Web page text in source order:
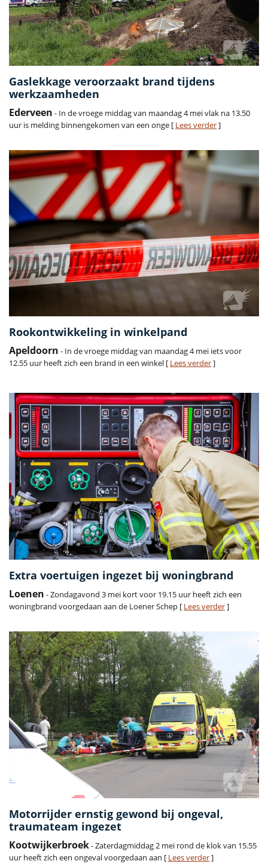
Gaslekkage veroorzaakt brand tijdens
werkzaamheden
Ederveen - In de vroege middag van maandag 4 mei vlak na 13.50
uur is melding binnengekomen van een onge [ Lees verder]
Rookontwikkeling in winkelpand
Apeldoorn - In de vroege middag van maandag 4 mei iets voor
12.55 uur heeft zich een brand in een winkel [ Lees verder]
Extra voertuigen ingezet bij woningbrand
Loenen - Zondagavond 3 mei kort voor 19.15 uur heeft zich een
woningbrand voorgedaan aan de Loener Schep [ Lees verder]
Motorrijder ernstig gewond bij ongeval,
traumateam ingezet
Kootwijkerbroek- Zaterdagmiddag 2 mei rond de klok van 15.55
uur heeft zich een ongeval voorgedaan aan [ Lees verder]